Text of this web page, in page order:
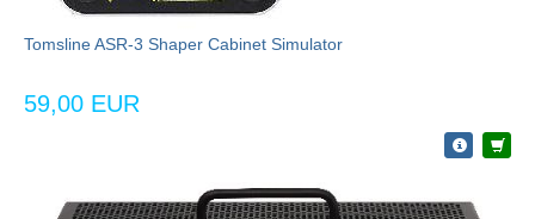
Tomsline ASR-3 Shaper Cabinet Simulator
59,00 EUR